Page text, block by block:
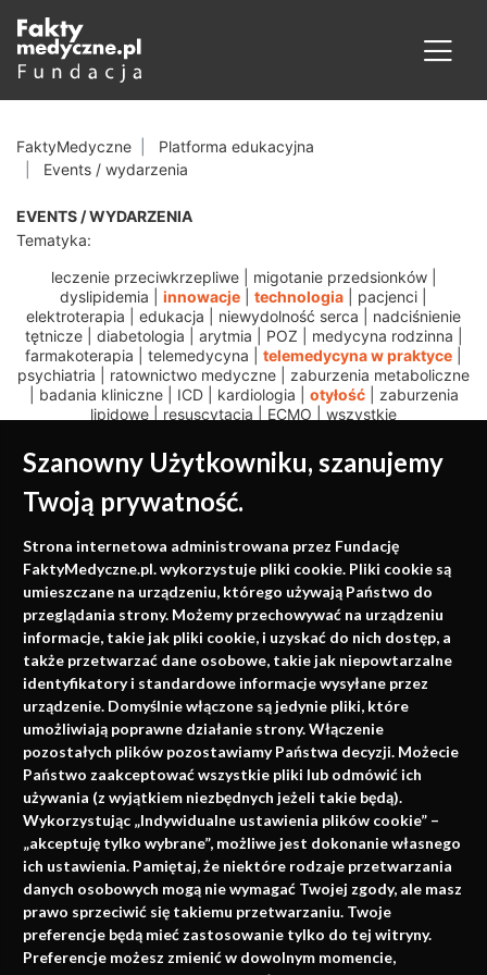
Szanowny Użytkowniku, szanujemy
Twoją prywatność.
Strona internetowa administrowana przez Fundację
FaktyMedyczne.pl. wykorzystuje pliki cookie. Pliki cookie są
umieszczane na urządzeniu, którego używają Państwo do
przeglądania strony. Możemy przechowywać na urządzeniu
informacje, takie jak pliki cookie, i uzyskać do nich dostęp, a
także przetwarzać dane osobowe, takie jak niepowtarzalne
identyfikatory i standardowe informacje wysyłane przez
urządzenie. Domyślnie włączone są jedynie pliki, które
umożliwiają poprawne działanie strony. Włączenie
pozostałych plików pozostawiamy Państwa decyzji. Możecie
Państwo zaakceptować wszystkie pliki lub odmówić ich
używania (z wyjątkiem niezbędnych jeżeli takie będą).
Wykorzystując „Indywidualne ustawienia plików cookie” –
„akceptuję tylko wybrane”, możliwe jest dokonanie własnego
ich ustawienia. Pamiętaj, że niektóre rodzaje przetwarzania
danych osobowych mogą nie wymagać Twojej zgody, ale masz
prawo sprzeciwić się takiemu przetwarzaniu. Twoje
preferencje będą mieć zastosowanie tylko do tej witryny.
Preferencje możesz zmienić w dowolnym momencie,
FaktyMedyczne
Platforma edukacyjna
Events / wydarzenia
EVENTS / WYDARZENIA
Tematyka:
leczenie przeciwkrzepliwe| migotanie przedsionków|
dyslipidemia
innowacje technologia pacjenci
elektroterapia
edukacja niewydolność serca
nadciśnienie
tętnicze| diabetologia arytmia POZ medycyna rodzinna
farmakoterapia
telemedycyna telemedycyna w praktyce
psychiatria
ratownictwo medyczne
zaburzenia metaboliczne
badania kliniczne| ICD| kardiologia otyłość| zaburzenia
lipidowe
resuscytacja ECMO wszystkie
Medycyna oparta na
faktach
Konferencje, szkolenia, e-learning, wydawnictwo
Napisz do nas
info@faktymedyczne.pl
ul. Towarowa 2
43-460 Wisła